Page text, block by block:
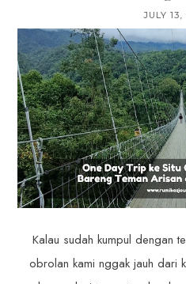
JULY
Kalau sudah kumpul dengan
obrolan kami nggak jauh dari